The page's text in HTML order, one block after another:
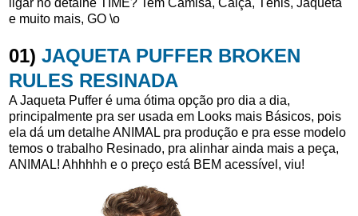
e muito mais, GO \o
01) JAQUETA PUFFER BROKEN
RULES RESINADA
A Jaqueta Puffer é uma ótima opção pro dia a dia,
principalmente pra ser usada em Looks mais Básicos, pois
ela dá um detalhe ANIMAL pra produção e pra esse modelo
temos o trabalho Resinado, pra alinhar ainda mais a peça,
ANIMAL! Ahhhhh e o preço está BEM acessível, viu!